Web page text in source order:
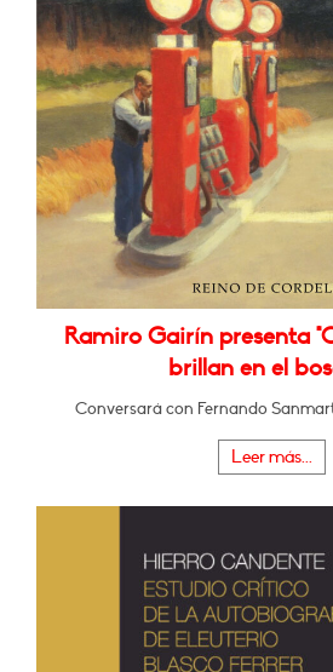
Ramiro Gairín presenta
brillan en el
Conversará con Fernando
Leer más...